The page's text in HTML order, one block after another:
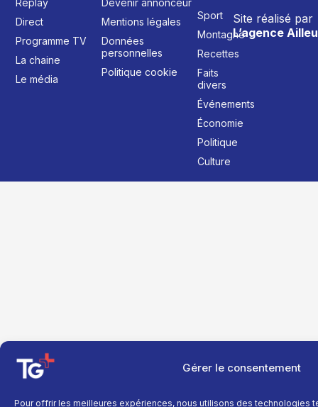
Gérer le consentement
Pour offrir les meilleures expériences, nous utilisons des technologies
Site réalisé par
L’agence
Replay
Direct
Programme TV
La chaine
Le média
Devenir annonceur
Mentions légales
Données
personnelles
Politique cookie
Sport
Montagne
Recettes
Faits
divers
Événements
Économie
Politique
Culture